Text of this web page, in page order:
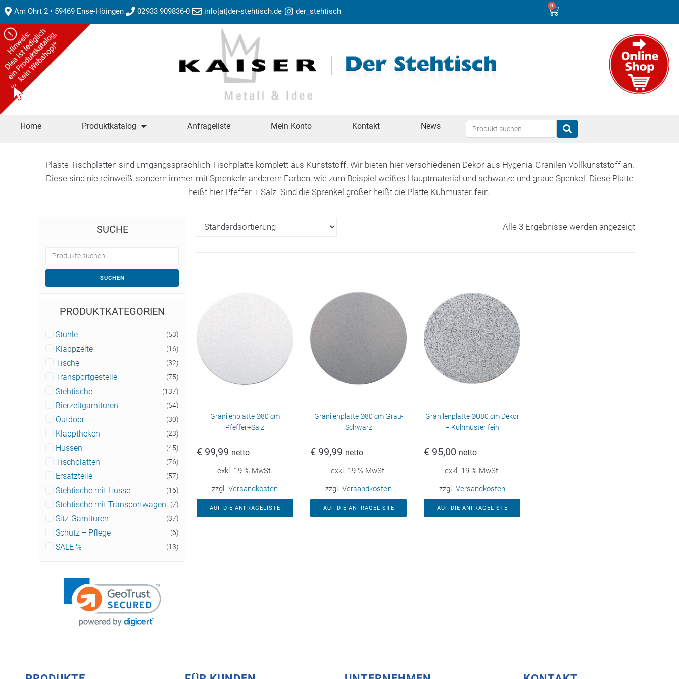
Am Ohrt 2 • 59469 Ense-Höingen 02933 909836-0 info[at]der-stehtisch.de der_stehtisch
0
Home Produktkatalog Anfrageliste Mein Konto Kontakt News
Plaste Tischplatten sind umgangssprachlich Tischplatte komplett aus Kunststoff. Wir bieten hier verschiedenen Dekor aus Hygenia-Granilen Vollkunststoff an.
Diese sind nie reinweiß, sondern immer mit Sprenkeln anderern Farben, wie zum Beispiel weißes Hauptmaterial und schwarze und graue Spenkel. Diese Platte
heißt hier Pfeffer + Salz. Sind die Sprenkel größer heißt die Platte Kuhmuster-fein.
Alle 3 Ergebnisse werden angezeigt
Granilenplatte Ø80 cm
Pfeffer+Salz
€ 99,99 netto
exkl. 19 % MwSt.
zzgl. Versandkosten
AUF DIE ANFRAGELISTE
Granilenplatte Ø80 cm Grau-
Schwarz
€ 99,99 netto
exkl. 19 % MwSt.
zzgl. Versandkosten
AUF DIE ANFRAGELISTE
Granilenplatte ØU80 cm Dekor
– Kuhmuster fein
€ 95,00 netto
exkl. 19 % MwSt.
zzgl. Versandkosten
AUF DIE ANFRAGELISTE
SUCHE
SUCHEN
PRODUKTKATEGORIEN
Stühle (53)
Klappzelte (16)
Tische (32)
Transportgestelle (75)
Stehtische (137)
Bierzeltgarnituren (54)
Outdoor (30)
Klapptheken (23)
Hussen (45)
Tischplatten (76)
Ersatzteile (57)
Stehtische mit Husse (16)
Stehtische mit Transportwagen (7)
Sitz-Garnituren (37)
Schutz + Pflege (6)
SALE % (13)